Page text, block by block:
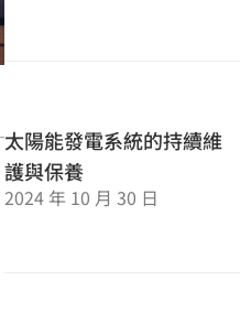
太陽能發電系統的持續維
護與保養
2024 年 10 月 30 日